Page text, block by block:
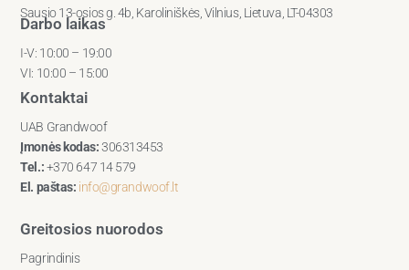
Sausio 13-osios g. 4b, Karoliniškės, Vilnius, Lietuva, LT-04303
Darbo laikas
I-V: 10:00 – 19:00
VI: 10:00 – 15:00
Kontaktai
UAB Grandwoof
Įmonės kodas:306313453
Tel.:+370 647 14 579
El. paštas: info@grandwoof.lt
Greitosios nuorodos
Pagrindinis